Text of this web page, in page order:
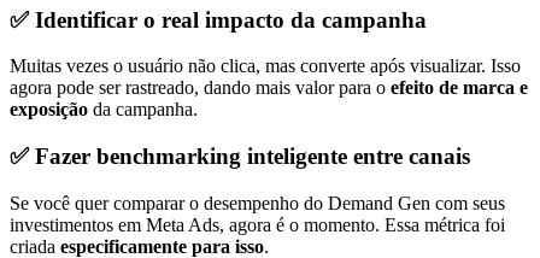
✅ Identificar o real impacto da campanha
Muitas vezes o usuário não clica, mas converte após visualizar. Isso
agora pode ser rastreado, dando mais valor para o efeito de marca e
exposição da campanha.
✅ Fazer benchmarking inteligente entre canais
Se você quer comparar o desempenho do Demand Gen com seus
investimentos em Meta Ads, agora é o momento. Essa métrica foi
criada especificamente para isso.